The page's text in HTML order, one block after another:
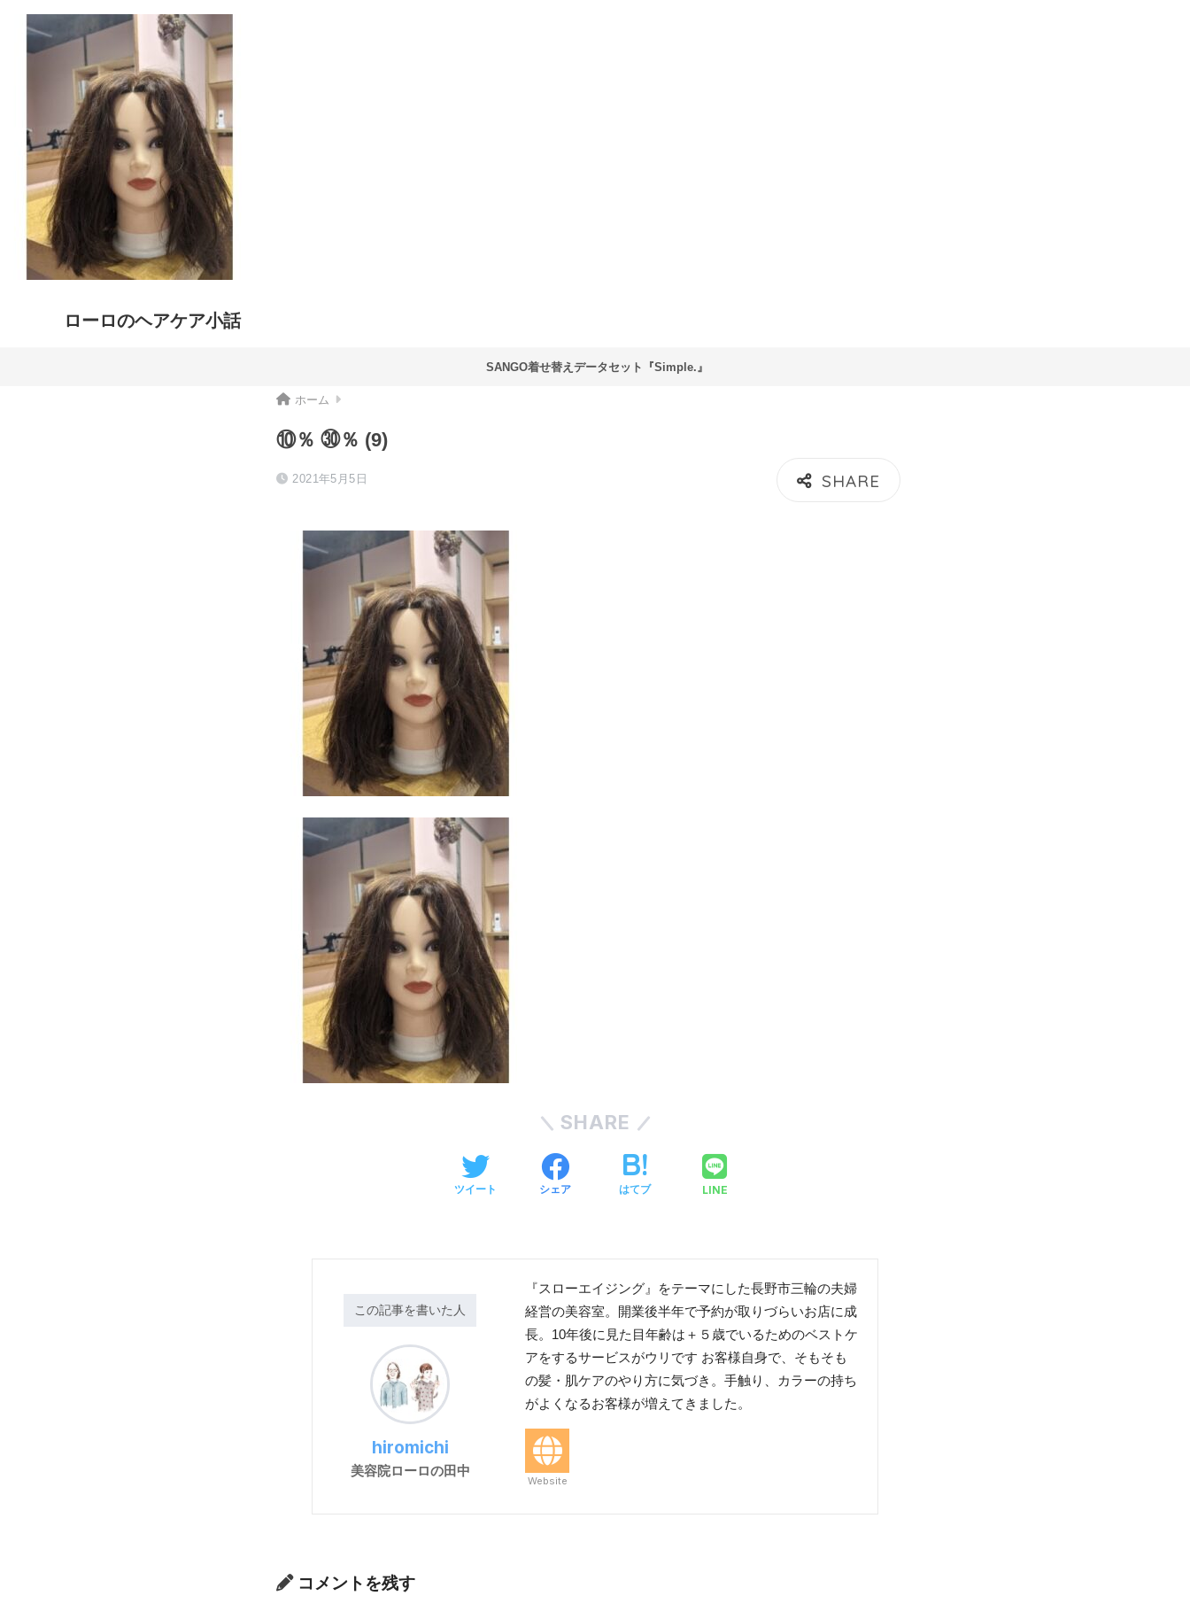
ローロのヘアケア小話
SANGO着せ替えデータセット『Simple.』
ホーム
⑩％ ㉚％ (9)
2021年5月5日
SHARE
ツイート シェア はてブ LINE
この記事を書いた人
hiromichi
美容院ローロの田中
『スローエイジング』をテーマにした長野市三輪の夫婦
経営の美容室。開業後半年で予約が取りづらいお店に成
長。10年後に見た目年齢は＋５歳でいるためのベストケ
アをするサービスがウリです お客様自身で、そもそも
の髪・肌ケアのやり方に気づき。手触り、カラーの持ち
がよくなるお客様が増えてきました。
Website
コメントを残す